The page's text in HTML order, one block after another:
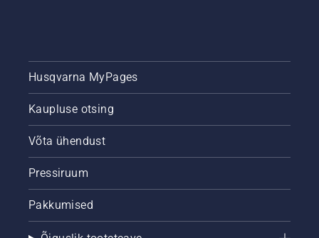
puutüvele
pisut
lähemal.
Viimaks
tüügas
tüve
maha.
Husqvarna MyPages
Kaupluse otsing
Võta ühendust
Pressiruum
Pakkumised